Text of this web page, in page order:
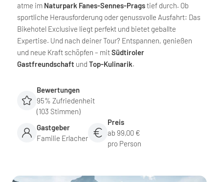
atme im Naturpark Fanes-Sennes-Pragstief durch. Ob
sportliche Herausforderung oder genussvolle Ausfahrt: Das
Bikehotel Exclusive liegt perfekt und bietet geballte
Expertise. Und nach deiner Tour? Entspannen, genießen
und neue Kraft schöpfen – mitSüdtiroler
Gastfreundschaft und Top-Kulinarik.
Bewertungen
95% Zufriedenheit
(103 Stimmen)
Gastgeber
Familie Erlacher
Preis
ab 99,00 €
pro Person